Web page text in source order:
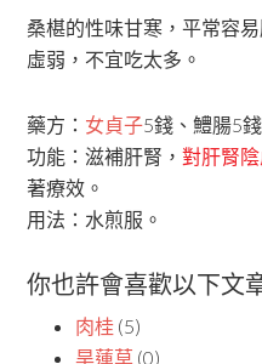
桑椹的性味甘寒，平常容
虛弱，不宜吃太多。
藥方： 女貞子5錢、鱧腸5
功能：滋補肝腎，對肝腎
著療效。
用法：水煎服。
你也許會喜歡以下文
肉桂 (5)
旱蓮草 (0)